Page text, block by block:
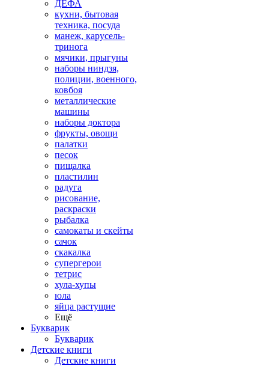
ДЕФА
кухни, бытовая
техника, посуда
манеж, карусель-
тринога
мячики, прыгуны
наборы ниндзя,
полиции, военного,
ковбоя
металлические
машины
наборы доктора
фрукты, овощи
палатки
песок
пищалка
пластилин
радуга
рисование,
раскраски
рыбалка
самокаты и скейты
сачок
скакалка
супергерои
тетрис
хула-хупы
юла
яйца растущие
Ещё
Букварик
Букварик
Детские книги
Детские книги